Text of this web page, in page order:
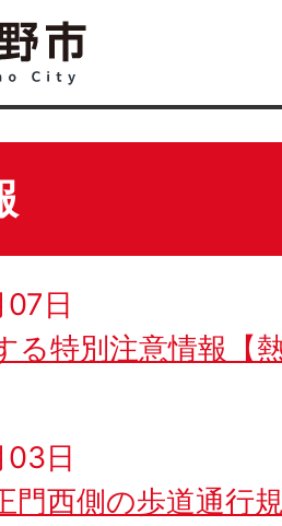
日
る特別注意情報【
日
門西側の歩道通行